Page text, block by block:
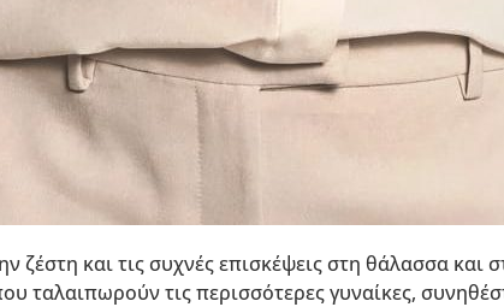
ζέστη και τις συχνές επισκέψεις στη θάλασσα και
ταλαιπωρούν τις περισσότερες γυναίκες,